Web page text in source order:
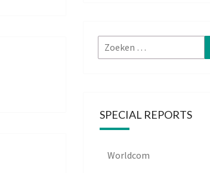
Zoeken
naar:
SPECIAL REPORTS
Worldcom